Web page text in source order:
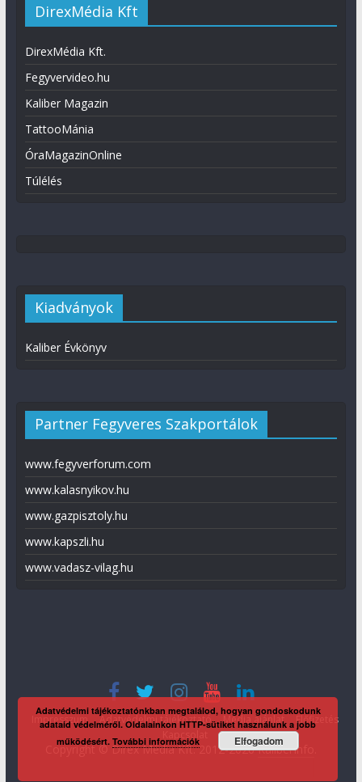
DirexMédia Kft
DirexMédia Kft.
Fegyvervideo.hu
Kaliber Magazin
TattooMánia
ÓraMagazinOnline
Túlélés
Kiadványok
Kaliber Évkönyv
Partner Fegyveres Szakportálok
www.fegyverforum.com
www.kalasnyikov.hu
www.gazpisztoly.hu
www.kapszli.hu
www.vadasz-vilag.hu
Impresszum Adatvédelmi tájékoztató Média ajánlat
Előfizetés
Copyright © Direx Média Kft. 2012-2026KaliberInfo
Adatvédelmi tájékoztatónkban megtalálod, hogyan gondoskodunk
adataid védelméről. Oldalainkon HTTP-sütiket használunk a jobb
működésért.További információk Elfogadom